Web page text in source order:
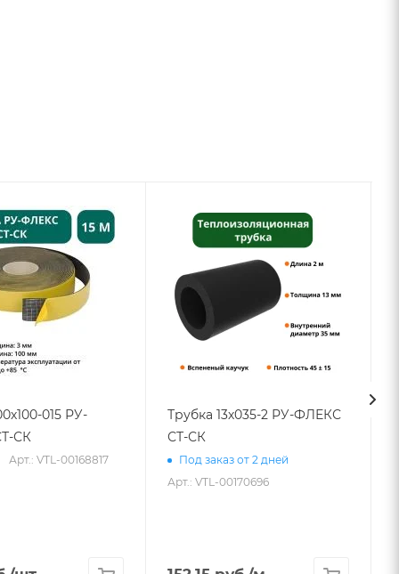
015 РУ-
СК
Арт.: VTL-00168817
Трубка 13х035-2 РУ-ФЛЕКС
СТ-СК
Под заказ от 2 дней
Арт.: VTL-00170696